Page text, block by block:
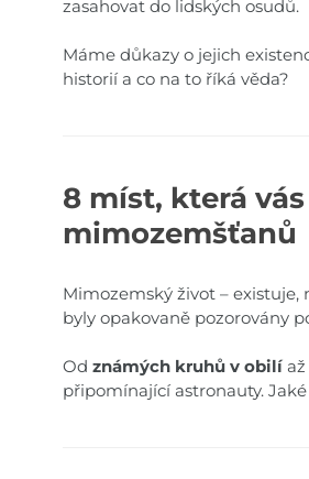
zasahovat do lidských osudů.
Máme důkazy o jejich
historií a co na to říká věda?
8 míst, která
mimozemšťanů
Mimozemský život –
byly opakovaně pozorovány
Od známých kruhů v obilí
připomínající astronauty.